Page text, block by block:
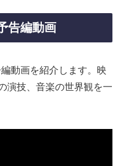
告編動画
動画を紹介します。映
演技、音楽の世界観を一